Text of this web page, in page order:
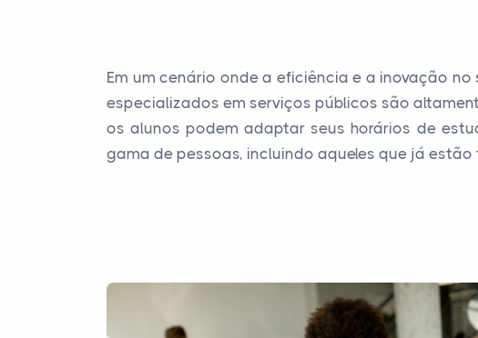
Em um cenário onde a eficiência e a inovação
especializados em serviços públicos são
os alunos podem adaptar seus horários de
gama de pessoas, incluindo aqueles que já